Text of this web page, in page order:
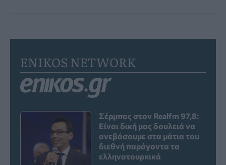
ENIKOS NETWORK
Σέρμπος στον Realfm 97,8:
Είναι δική μας δουλειά να
ανεβάσουμε στα μάτια του
διεθνή παράγοντα τα
ελληνοτουρκικά